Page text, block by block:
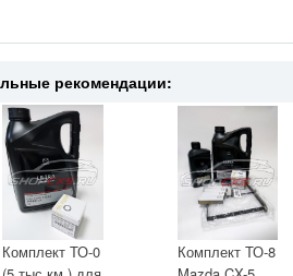
рекомендации:
Комплект ТО-0
Комплект ТО-8